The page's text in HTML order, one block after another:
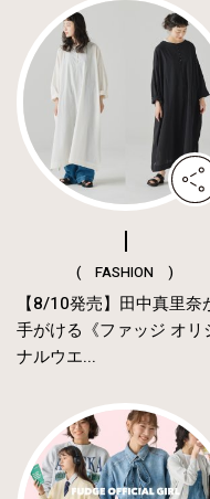
( FASHION )
【8/10発売】田中真里奈
手がける《ファッジ オリ
ナルウエ...